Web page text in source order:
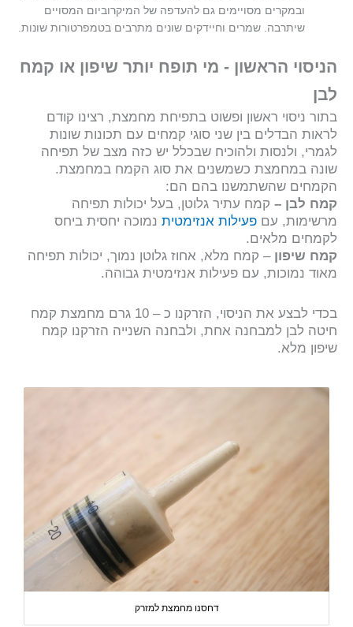
ובמקרים מסויימים גם להעדפה של המיקרוביום המסויים
שיתרבה. שמרים וחיידקים שונים מתרבים בטמפרטורות שונות.
הניסוי הראשון - מי תופח יותר שיפון או קמח
לבן
בתור ניסוי ראשון ופשוט בתפיחת מחמצת, רצינו קודם
לראות הבדלים בין שני סוגי קמחים עם תכונות שונות
לגמרי, ולנסות ולהוכיח שבכלל יש כזה מצב של תפיחה
שונה במחמצת כשמשנים את סוג הקמח במחמצת.
הקמחים שהשתמשנו בהם הם:
קמח לבן – קמח עתיר גלוטן, בעל יכולות תפיחה
מרשימות, עם פעילות אנזימטית נמוכה יחסית ביחס
לקמחים מלאים.
קמח שיפון – קמח מלא, אחוז גלוטן נמוך, יכולות תפיחה
מאוד נמוכות, עם פעילות אנזימטית גבוהה.
בכדי לבצע את הניסוי, הזרקנו כ – 10 גרם מחמצת קמח
חיטה לבן למבחנה אחת, ולבחנה השנייה הזרקנו קמח
שיפון מלא.
דחסנו מחמצת למזרק